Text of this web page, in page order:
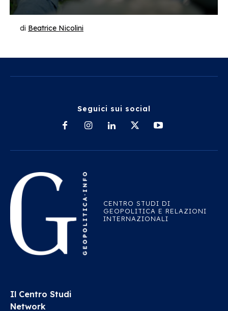
di Beatrice Nicolini
Seguici sui social
CENTRO STUDI DI
GEOPOLITICA E RELAZIONI
INTERNAZIONALI
Il Centro Studi
Network